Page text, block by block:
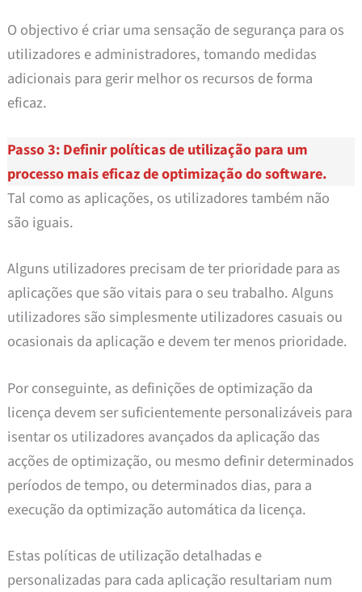
O objectivo é criar uma sensação de segurança para os
utilizadores e administradores, tomando medidas
adicionais para gerir melhor os recursos de forma
eficaz.
Passo 3: Definir políticas de utilização para um
processo mais eficaz de optimização do software.
Tal como as aplicações, os utilizadores também não
são iguais.
Alguns utilizadores precisam de ter prioridade para as
aplicações que são vitais para o seu trabalho. Alguns
utilizadores são simplesmente utilizadores casuais ou
ocasionais da aplicação e devem ter menos prioridade.
Por conseguinte, as definições de optimização da
licença devem ser suficientemente personalizáveis para
isentar os utilizadores avançados da aplicação das
acções de optimização, ou mesmo definir determinados
períodos de tempo, ou determinados dias, para a
execução da optimização automática da licença.
Estas políticas de utilização detalhadas e
personalizadas para cada aplicação resultariam num